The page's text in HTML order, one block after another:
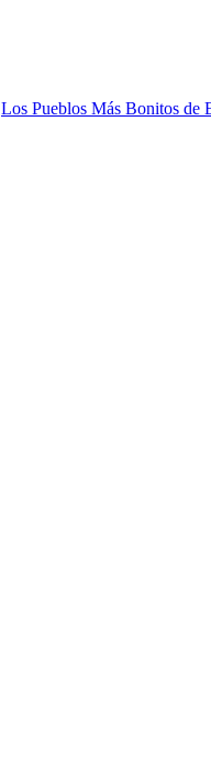
Los Pueblos Más Bonitos de